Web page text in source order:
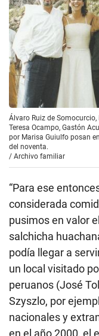
Álvaro Ruiz de Somocurcio,
Teresa Ocampo, Gastón
por Marisa Guiulfo posan
del noventa.
/ Archivo familiar
“Para ese
considerada
pusimos en valor
salchicha
podía llegar a
un local visitado
peruanos (José
Szyszlo, por
nacionales y
en el año 2000, el